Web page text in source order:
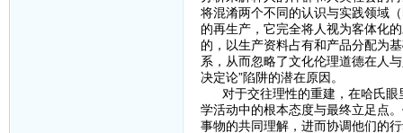
将混淆两个不同的认识与实践领域
的再生产，它完全将人视为客体化
的，以生产资料占有和产品分配为
系，从而忽略了文化伦理道德在人
决定论”陷阱的潜在原因。
对于交往理性的重建，在哈氏眼
学活动中的根本态度与最终立足点
事物的共同理解，进而协调他们的